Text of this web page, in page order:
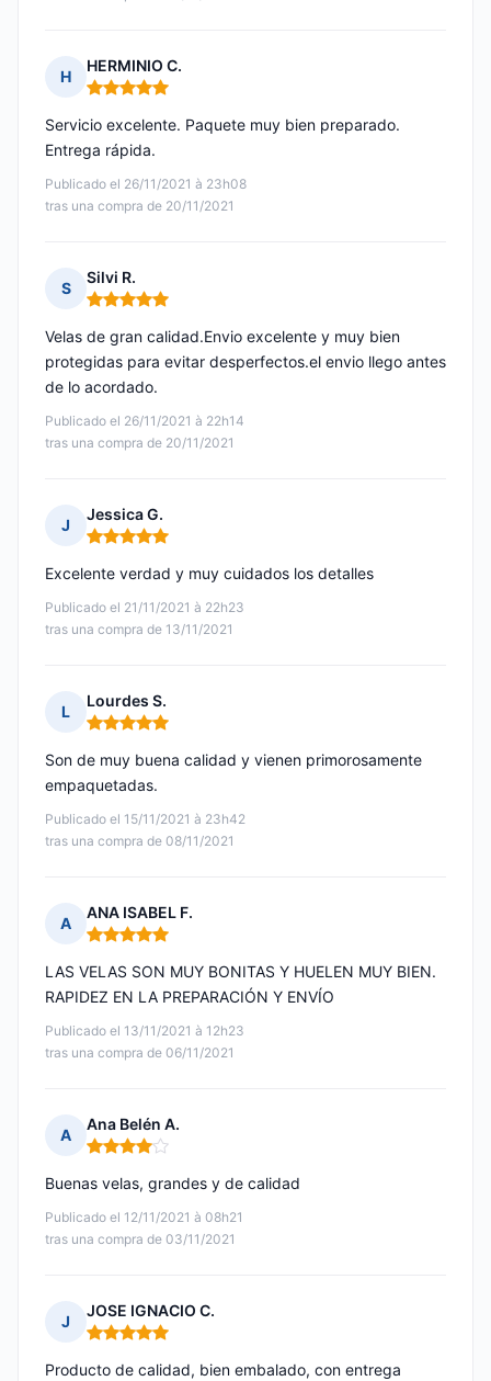
H
HERMINIO C.
Nota: 5 de 5
Publicado el 26/11/2021 à 23h08
tras una compra de 20/11/2021
Servicio excelente. Paquete muy bien preparado.
Entrega rápida.
S
Silvi R.
Nota: 5 de 5
Publicado el 26/11/2021 à 22h14
tras una compra de 20/11/2021
Velas de gran calidad.Envio excelente y muy bien
protegidas para evitar desperfectos.el envio llego antes
de lo acordado.
J
Jessica G.
Nota: 5 de 5
Publicado el 21/11/2021 à 22h23
tras una compra de 13/11/2021
Excelente verdad y muy cuidados los detalles
L
Lourdes S.
Nota: 5 de 5
Publicado el 15/11/2021 à 23h42
tras una compra de 08/11/2021
Son de muy buena calidad y vienen primorosamente
empaquetadas.
A
ANA ISABEL F.
Nota: 5 de 5
Publicado el 13/11/2021 à 12h23
tras una compra de 06/11/2021
LAS VELAS SON MUY BONITAS Y HUELEN MUY BIEN.
RAPIDEZ EN LA PREPARACIÓN Y ENVÍO
A
Ana Belén A.
Nota: 4 de 5
Publicado el 12/11/2021 à 08h21
tras una compra de 03/11/2021
Buenas velas, grandes y de calidad
J
JOSE IGNACIO C.
Nota: 5 de 5
Producto de calidad, bien embalado, con entrega